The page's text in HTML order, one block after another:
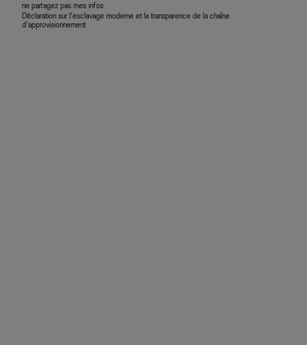
ne partagez pas mes infos
Déclaration sur l’esclavage moderne et la transparence de la chaîne
d’approvisionnement